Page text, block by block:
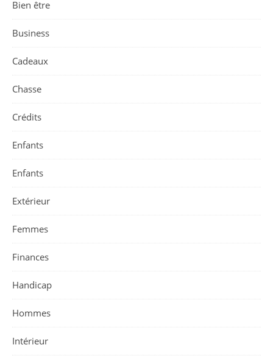
Bien être
Business
Cadeaux
Chasse
Crédits
Enfants
Enfants
Extérieur
Femmes
Finances
Handicap
Hommes
Intérieur